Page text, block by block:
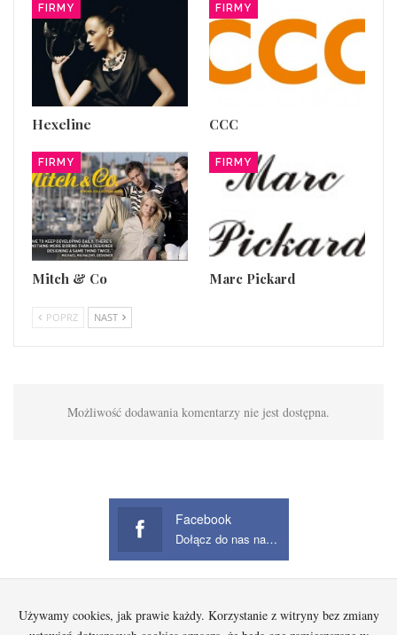
FIRMY
Hexeline
FIRMY
CCC
FIRMY
Mitch & Co
FIRMY
Marc Pickard
POPRZ NAST
Możliwość dodawania komentarzy nie jest dostępna.
Facebook
Dołącz do nas na Facebook
Startowa Kobieta Dziecko Mężczyzna
Beauty
Używamy cookies, jak prawie każdy. Korzystanie z witryny bez zmiany